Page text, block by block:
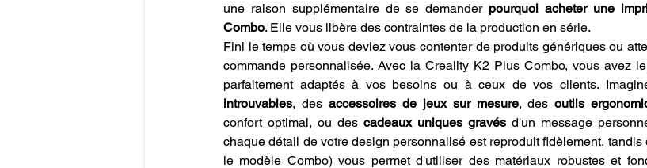
une raison supplémentaire de se demander pourquoi acheter une
Combo. Elle vous libère des contraintes de la production en série.
Fini le temps où vous deviez vous contenter de produits génériques ou
commande personnalisée. Avec la Creality K2 Plus Combo, vous avez
parfaitement adaptés à vos besoins ou à ceux de vos clients.
introuvables, des accessoires de jeux sur mesure, des outils
confort optimal, ou des cadeaux uniques gravés d'un message
chaque détail de votre design personnalisé est reproduit fidèlement,
le modèle Combo) vous permet d'utiliser des matériaux robustes et